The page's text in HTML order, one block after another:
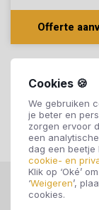
Cookies 🍪
We gebruiken
je beter en
zorgen ervoor
een
dag een beetje
cookie- en
Klik op ‘Oké’
‘Weigeren’,
cookies.
Offerte